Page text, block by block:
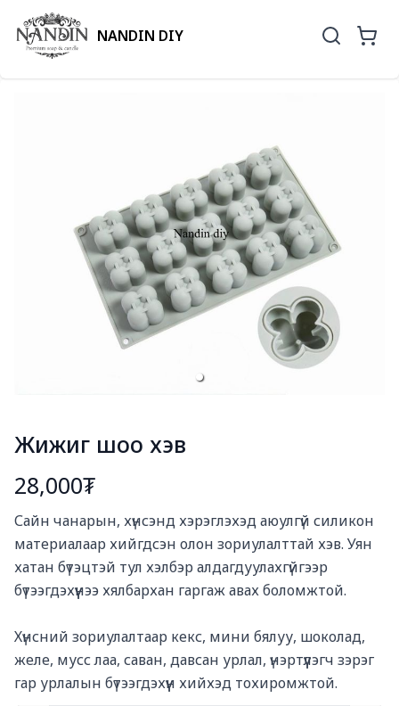
NANDIN DIY
Жижиг шоо хэв
28,000₮
Сайн чанарын, хүнсэнд хэрэглэхэд аюулгүй силикон
материалаар хийгдсэн олон зориулалттай хэв. Уян
хатан бүтэцтэй тул хэлбэр алдагдуулахгүйгээр
бүтээгдэхүүнээ хялбархан гаргаж авах боломжтой.
Хүнсний зориулалтаар кекс, мини бялуу, шоколад,
желе, мусс лаа, саван, давсан урлал, үнэртүүлэгч зэрэг
гар урлалын бүтээгдэхүүн хийхэд тохиромжтой.